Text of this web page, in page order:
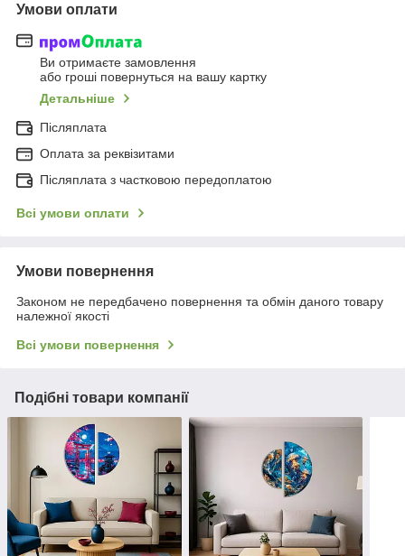
Умови оплати
Ви отримаєте замовлення
або гроші повернуться на вашу картку
Детальніше
Післяплата
Оплата за реквізитами
Післяплата з частковою передоплатою
Всі умови оплати
Умови повернення
Законом не передбачено повернення та обмін даного товару
належної якості
Всі умови повернення
Подібні товари компанії